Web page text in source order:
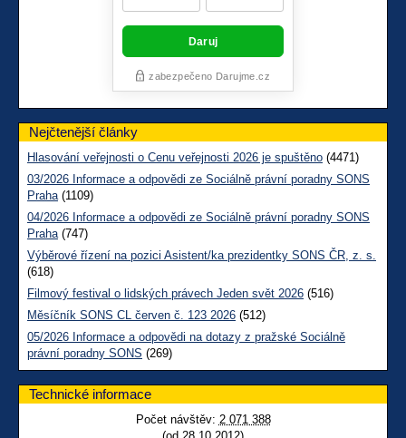
Nejčtenější články
Hlasování veřejnosti o Cenu veřejnosti 2026 je spuštěno (4471)
03/2026 Informace a odpovědi ze Sociálně právní poradny SONS
Praha(1109)
04/2026 Informace a odpovědi ze Sociálně právní poradny SONS
Praha(747)
Výběrové řízení na pozici Asistent/ka prezidentky SONS ČR, z. s.
(618)
Filmový festival o lidských právech Jeden svět 2026 (516)
Měsíčník SONS CL červen č. 123 2026 (512)
05/2026 Informace a odpovědi na dotazy z pražské Sociálně
právní poradny SONS (269)
Technické informace
Počet návštěv: 2 071 388